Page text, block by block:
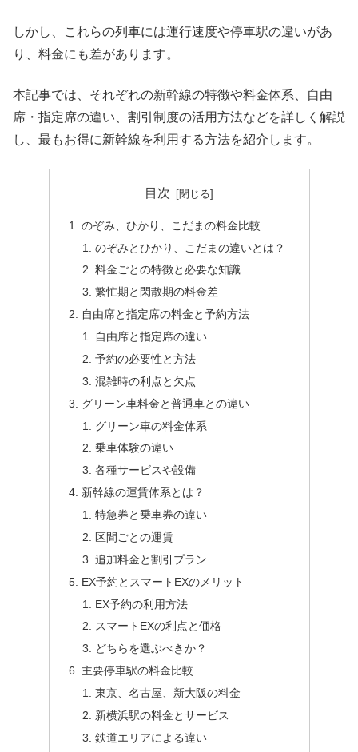
しかし、これらの列車には運行速度や停車駅の違いがあ
り、料金にも差があります。
本記事では、それぞれの新幹線の特徴や料金体系、自由
席・指定席の違い、割引制度の活用方法などを詳しく解説
し、最もお得に新幹線を利用する方法を紹介します。
目次
のぞみ、ひかり、こだまの料金比較
のぞみとひかり、こだまの違いとは？
料金ごとの特徴と必要な知識
繁忙期と閑散期の料金差
自由席と指定席の料金と予約方法
自由席と指定席の違い
予約の必要性と方法
混雑時の利点と欠点
グリーン車料金と普通車との違い
グリーン車の料金体系
乗車体験の違い
各種サービスや設備
新幹線の運賃体系とは？
特急券と乗車券の違い
区間ごとの運賃
追加料金と割引プラン
EX予約とスマートEXのメリット
EX予約の利用方法
スマートEXの利点と価格
どちらを選ぶべきか？
主要停車駅の料金比較
東京、名古屋、新大阪の料金
新横浜駅の料金とサービス
鉄道エリアによる違い